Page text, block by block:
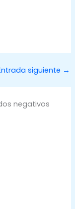
siguiente →
negativos